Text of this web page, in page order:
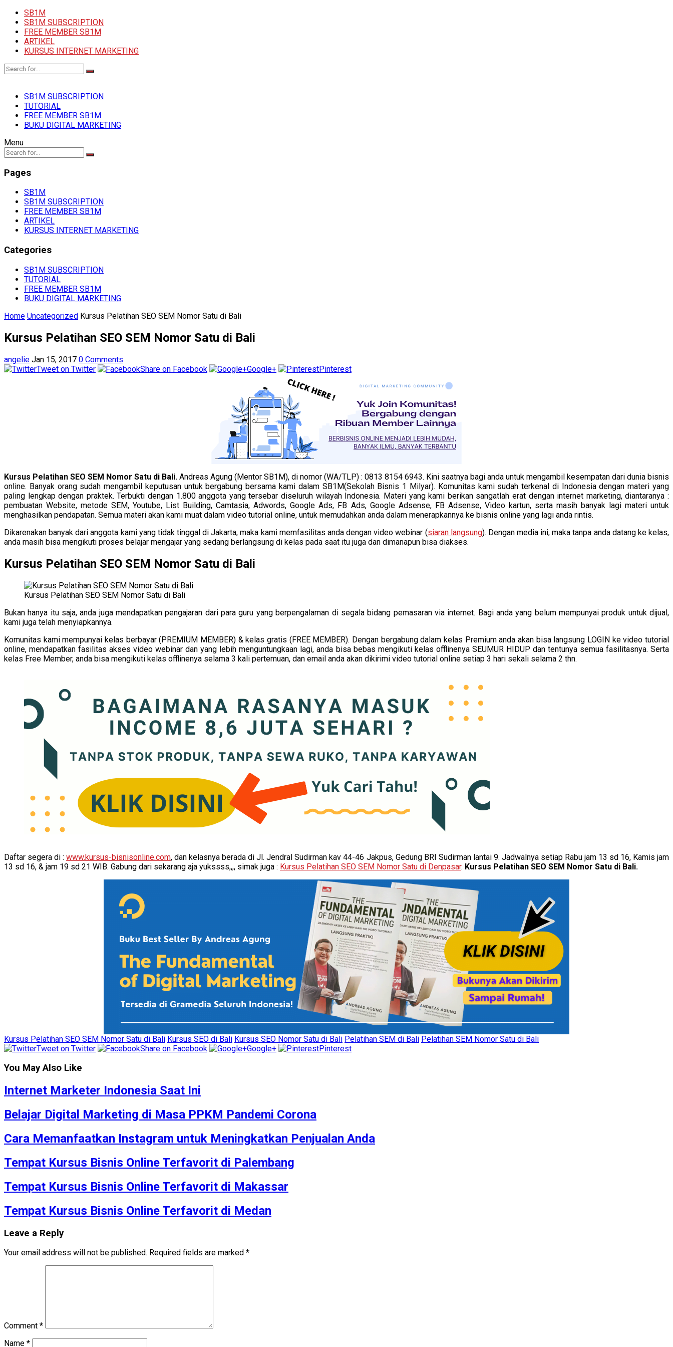
SB1M
SB1M SUBSCRIPTION
FREE MEMBER SB1M
ARTIKEL
KURSUS INTERNET MARKETING
SB1M SUBSCRIPTION
TUTORIAL
FREE MEMBER SB1M
BUKU DIGITAL MARKETING
Menu
Pages
SB1M
SB1M SUBSCRIPTION
FREE MEMBER SB1M
ARTIKEL
KURSUS INTERNET MARKETING
Categories
SB1M SUBSCRIPTION
TUTORIAL
FREE MEMBER SB1M
BUKU DIGITAL MARKETING
Home Uncategorized Kursus Pelatihan SEO SEM Nomor Satu di Bali
Kursus Pelatihan SEO SEM Nomor Satu di Bali
angelie Jan 15, 2017 0 Comments
Tweet on Twitter
Share on Facebook Google+ Pinterest
Kursus Pelatihan SEO SEM Nomor Satu di Bali. Andreas Agung (Mentor SB1M), di nomor (WA/TLP) : 0813 8154 6943. Kini saatnya bagi anda untuk mengambil kesempatan dari dunia bisnis
online. Banyak orang sudah mengambil keputusan untuk bergabung bersama kami dalam SB1M(Sekolah Bisnis 1 Milyar). Komunitas kami sudah terkenal di Indonesia dengan materi yang
paling lengkap dengan praktek. Terbukti dengan 1.800 anggota yang tersebar diseluruh wilayah Indonesia. Materi yang kami berikan sangatlah erat dengan internet marketing, diantaranya :
pembuatan Website, metode SEM, Youtube, List Building, Camtasia, Adwords, Google Ads, FB Ads, Google Adsense, FB Adsense, Video kartun, serta masih banyak lagi materi untuk
menghasilkan pendapatan. Semua materi akan kami muat dalam video tutorial online, untuk memudahkan anda dalam menerapkannya ke bisnis online yang lagi anda rintis.
Dikarenakan banyak dari anggota kami yang tidak tinggal di Jakarta, maka kami memfasilitas anda dengan video webinar (siaran langsung). Dengan media ini, maka tanpa anda datang ke kelas,
anda masih bisa mengikuti proses belajar mengajar yang sedang berlangsung di kelas pada saat itu juga dan dimanapun bisa diakses.
Kursus Pelatihan SEO SEM Nomor Satu di Bali
Kursus Pelatihan SEO SEM Nomor Satu di Bali
Bukan hanya itu saja, anda juga mendapatkan pengajaran dari para guru yang berpengalaman di segala bidang pemasaran via internet. Bagi anda yang belum mempunyai produk untuk dijual,
kami juga telah menyiapkannya.
Komunitas kami mempunyai kelas berbayar (PREMIUM MEMBER) & kelas gratis (FREE MEMBER). Dengan bergabung dalam kelas Premium anda akan bisa langsung LOGIN ke video tutorial
online, mendapatkan fasilitas akses video webinar dan yang lebih menguntungkaan lagi, anda bisa bebas mengikuti kelas offlinenya SEUMUR HIDUP dan tentunya semua fasilitasnya. Serta
kelas Free Member, anda bisa mengikuti kelas offlinenya selama 3 kali pertemuan, dan email anda akan dikirimi video tutorial online setiap 3 hari sekali selama 2 thn.
Daftar segera di :www.kursus-bisnisonline.com, dan kelasnya berada di Jl. Jendral Sudirman kav 44-46 Jakpus, Gedung BRI Sudirman lantai 9. Jadwalnya setiap Rabu jam 13 sd 16, Kamis jam
13 sd 16, & jam 19 sd 21 WIB. Gabung dari sekarang aja yukssss,,,, simak juga : Kursus Pelatihan SEO SEM Nomor Satu di Denpasar. Kursus Pelatihan SEO SEM Nomor Satu di Bali.
Kursus Pelatihan SEO SEM Nomor Satu di Bali Kursus SEO di Bali Kursus SEO Nomor Satu di Bali Pelatihan SEM di Bali Pelatihan SEM Nomor Satu di Bali
Tweet on Twitter
Share on Facebook Google+ Pinterest
You May Also Like
Internet Marketer Indonesia Saat Ini
Belajar Digital Marketing di Masa PPKM Pandemi Corona
Cara Memanfaatkan Instagram untuk Meningkatkan Penjualan Anda
Tempat Kursus Bisnis Online Terfavorit di Palembang
Tempat Kursus Bisnis Online Terfavorit di Makassar
Tempat Kursus Bisnis Online Terfavorit di Medan
Leave a Reply
Your email address will not be published. Required fields are marked *
Comment *
Name *